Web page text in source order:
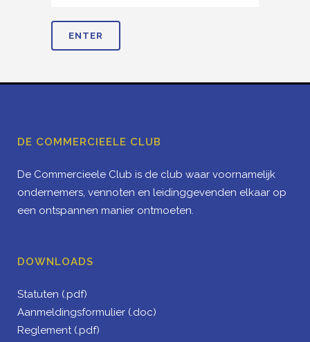
DE COMMERCIEELE CLUB
De Commercieele Club is de club waar voornamelijk
ondernemers, vennoten en leidinggevenden elkaar op
een ontspannen manier ontmoeten.
DOWNLOADS
Statuten (.pdf)
Aanmeldingsformulier (.doc)
Reglement (.pdf)